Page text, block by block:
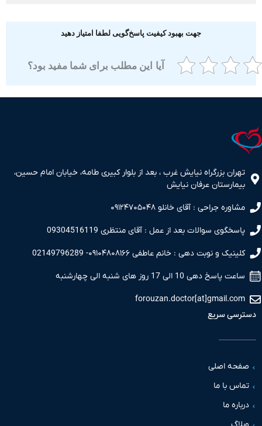
جهت بهبود کیفیت پاسخ‌گویی لطفا امتیاز دهید
آیا این مطلب برای شما مفید بود؟
بزرگراه نیایش غرب ، بعد از بلوار کبیری طامه، خیابان امام حسین،
عرفان نیایش
جراحی : آقای خانلو ۰۹۱۲۴۷۰۵۰۴۸
سوالات بعد از عمل : آقای منتظری 09304516119
و نوبت دهی : خانم عاطفی ۰۹۱۰۴۸۰۸۱۶۶- 02149796289
دهی 10 الی 17 روز های شنبه الی چهارشنبه
سریع
اصلی
با ما
ما